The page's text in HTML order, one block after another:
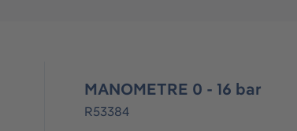
MANOMETRE 0 - 16 bar
R53384